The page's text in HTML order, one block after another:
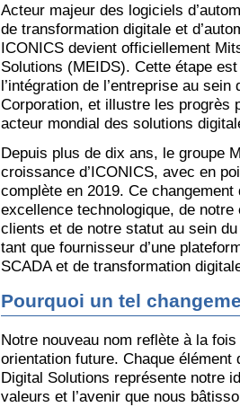
Acteur majeur des logiciels
de transformation digitale et
ICONICS devient officiellement
Solutions (MEIDS). Cette étape
l’intégration de l’entreprise au
Corporation, et illustre les progrès
acteur mondial des solutions
Depuis plus de dix ans, le groupe
croissance d’ICONICS, avec en
complète en 2019. Ce
excellence technologique, de
clients et de notre statut au sein
tant que fournisseur d’une
SCADA et de transformation
Pourquoi un tel
Notre nouveau nom reflète à la
orientation future. Chaque
Digital Solutions représente notre
valeurs et l’avenir que nous